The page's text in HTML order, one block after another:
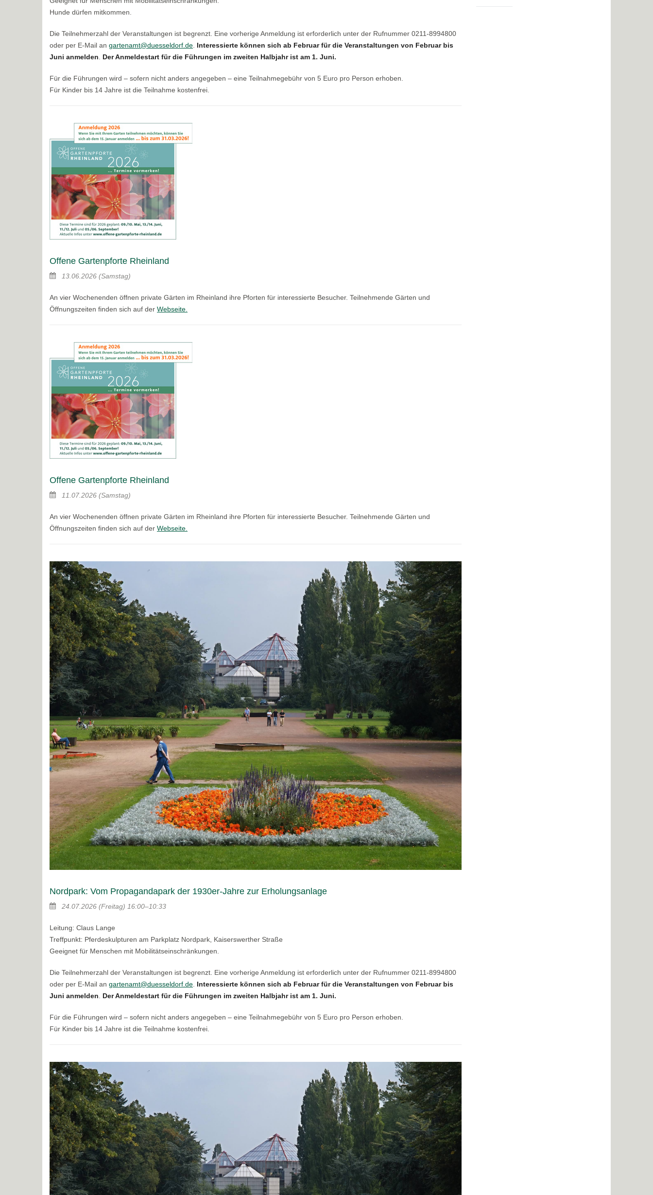
Hunde dürfen mitkommen.
Die Teilnehmerzahl der Veranstaltungen ist begrenzt. Eine vorherige Anmeldung ist erforderlich unter der Rufnummer 0211-8994800
oder per E-Mail an gartenamt@duesseldorf.de Interessierte können sich ab Februar für die Veranstaltungen von Februar bis
Juni anmelden
Der Anmeldestart für die Führungen im zweiten Halbjahr ist am 1. Juni.
Für die Führungen wird – sofern nicht anders angegeben – eine Teilnahmegebühr von 5 Euro pro Person erhoben.
Für Kinder bis 14 Jahre ist die Teilnahme kostenfrei.
Offene Gartenpforte Rheinland
13.06.2026 (Samstag)
An vier Wochenenden öffnen private Gärten im Rheinland ihre Pforten für interessierte Besucher. Teilnehmende Gärten und
Öffnungszeiten finden sich auf der Webseite.
Offene Gartenpforte Rheinland
11.07.2026 (Samstag)
An vier Wochenenden öffnen private Gärten im Rheinland ihre Pforten für interessierte Besucher. Teilnehmende Gärten und
Öffnungszeiten finden sich auf der Webseite.
Nordpark: Vom Propagandapark der 1930er-Jahre zur Erholungsanlage
24.07.2026 (Freitag) 16:00–10:33
Leitung: Claus Lange
Treffpunkt: Pferdeskulpturen am Parkplatz Nordpark, Kaiserswerther Straße
Geeignet für Menschen mit Mobilitätseinschränkungen.
Die Teilnehmerzahl der Veranstaltungen ist begrenzt. Eine vorherige Anmeldung ist erforderlich unter der Rufnummer 0211-8994800
oder per E-Mail an gartenamt@duesseldorf.de. Interessierte können sich ab Februar für die Veranstaltungen von Februar bis
Juni anmelden. Der Anmeldestart für die Führungen im zweiten Halbjahr ist am 1. Juni.
Für die Führungen wird – sofern nicht anders angegeben – eine Teilnahmegebühr von 5 Euro pro Person erhoben.
Für Kinder bis 14 Jahre ist die Teilnahme kostenfrei.